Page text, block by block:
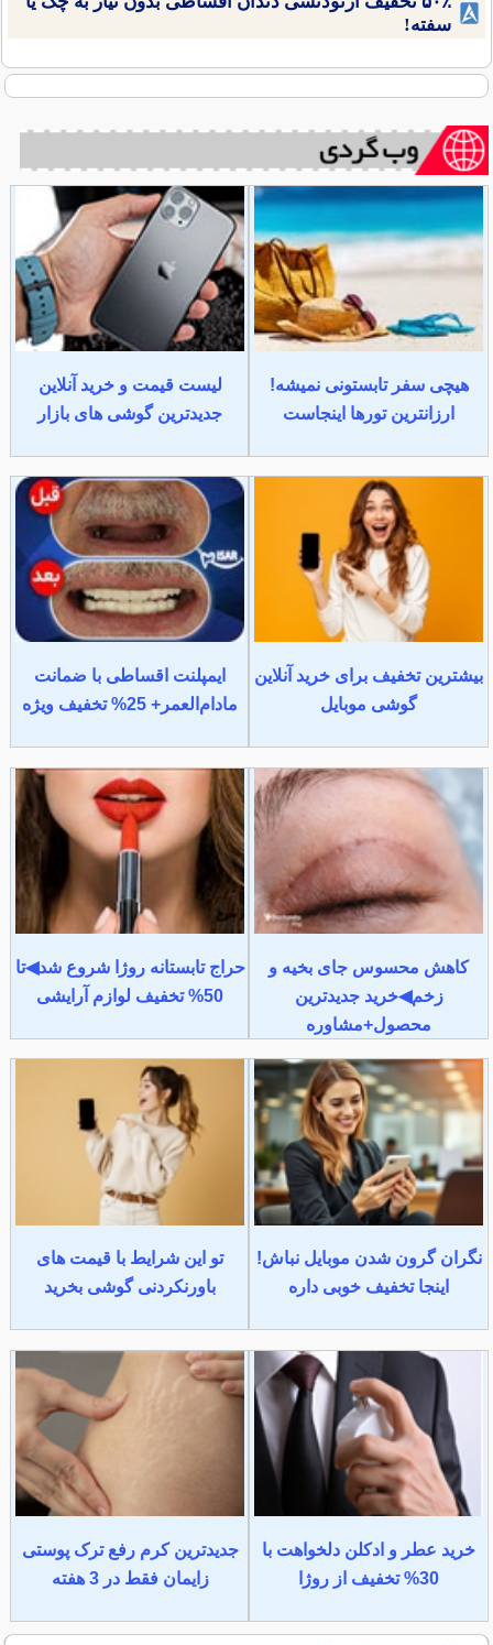
سفته!
هیچی سفر تابستونی نمیشه!
ارزانترین تورها اینجاست
لیست قیمت و خرید آنلاین
جدیدترین گوشی های بازار
بیشترین تخفیف برای خرید آنلاین
گوشی موبایل
ایمپلنت اقساطی با ضمانت
مادام‌العمر+ 25% تخفیف ویژه
کاهش محسوس جای بخیه و
زخم◀خرید جدیدترین
محصول+مشاوره
حراج تابستانه روژا شروع شد◀تا
50% تخفیف لوازم آرایشی
نگران گرون شدن موبایل نباش!
اینجا تخفیف خوبی داره
تو این شرایط با قیمت های
باورنکردنی گوشی بخرید
خرید عطر و ادکلن دلخواهت با
30% تخفیف از روژا
جدیدترین کرم رفع ترک پوستی
زایمان فقط در 3 هفته